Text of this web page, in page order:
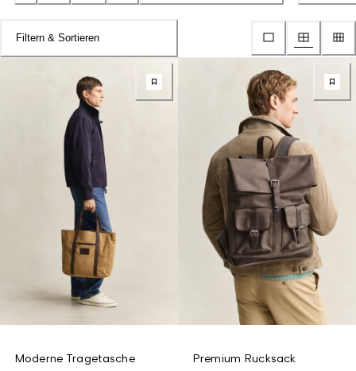
Filtern & Sortieren
Moderne Tragetasche Premium Rucksack